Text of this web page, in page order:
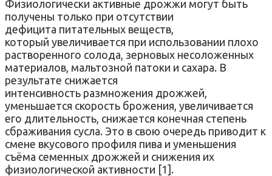
Физиологически активные дрожжи могут быть
получены только при отсутствии
дефицита питательных веществ,
который увеличивается при использовании плохо
растворенного солода, зерновых несоложенных
материалов, мальтозной патоки и сахара. В
результате снижается
интенсивность размножения дрожжей,
уменьшается скорость брожения, увеличивается
его длительность, снижается конечная степень
сбраживания сусла. Это в свою очередь приводит к
смене вкусового профиля пива и уменьшения
съёма семенных дрожжей и снижения их
физиологической активности [1].